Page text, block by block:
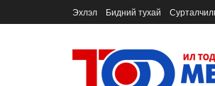
Эхлэл Бидний тухай